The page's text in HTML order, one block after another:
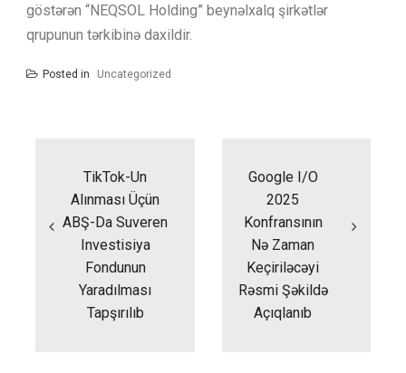
göstərən “NEQSOL Holding” beynəlxalq şirkətlər
qrupunun tərkibinə daxildir.
Posted in Uncategorized
TikTok-Un
Alınması Üçün
ABŞ-Da Suveren
Investisiya
Fondunun
Yaradılması
Tapşırılıb
Google I/O
2025
Konfransının
Nə Zaman
Keçiriləcəyi
Rəsmi Şəkildə
Açıqlanıb